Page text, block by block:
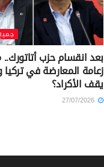
بعد انقسام حزب
زعامة المعارضة في تركيا
يقف الأكراد؟